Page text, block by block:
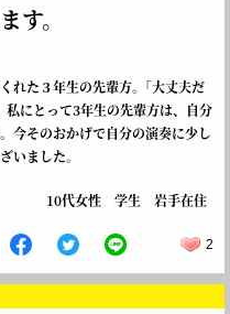
す。
れた３年生の先輩方。｢大丈夫だ
私にとって3年生の先輩方は、自分
今そのおかげで自分の演奏に少し
いました。
10代女性 学生 岩手在住
2